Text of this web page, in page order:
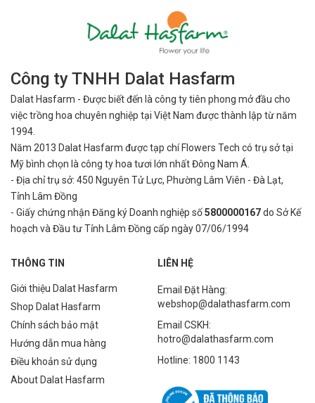
Công ty TNHH Dalat Hasfarm
Dalat Hasfarm - Được biết đến là công ty tiên phong mở đầu cho
việctrồng hoa chuyên nghiệp tại Việt Nam được thành lập từ năm
1994.
Năm 2013 Dalat Hasfarm được tạp chí Flowers Tech có trụ sở tại
Mỹ bình chọn là công ty hoa tươi lớn nhất Đông Nam Á.
- Địa chỉ trụ sở: 450 Nguyên Tử Lực, Phường Lâm Viên - Đà Lạt,
Tỉnh Lâm Đồng
- Giấy chứng nhận Đăng ký Doanh nghiệp số5800000167do Sở Kế
hoạch và Đầu tư Tỉnh Lâm Đồng cấp ngày 07/06/1994
THÔNG TIN
Giới thiệu Dalat Hasfarm
Shop Dalat Hasfarm
Chính sách bảo mật
Hướng dẫn mua hàng
Điều khoản sử dụng
About Dalat Hasfarm
LIÊN HỆ
Email Đặt Hàng:
webshop@dalathasfarm.com
Email CSKH:
hotro@dalathasfarm.com
Hotline: 1800 1143